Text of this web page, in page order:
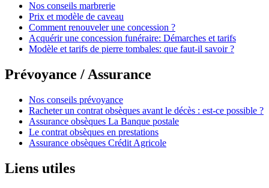
Nos conseils marbrerie
Prix et modèle de caveau
Comment renouveler une concession ?
Acquérir une concession funéraire: Démarches et tarifs
Modèle et tarifs de pierre tombales: que faut-il savoir ?
Prévoyance / Assurance
Nos conseils prévoyance
Racheter un contrat obsèques avant le décès : est-ce possible ?
Assurance obsèques La Banque postale
Le contrat obsèques en prestations
Assurance obsèques Crédit Agricole
Liens utiles